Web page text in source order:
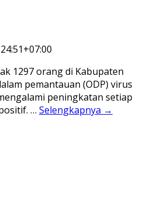
1297 orang di Kabupaten
pemantauan (ODP) virus
peningkatan setiap
… Selengkapnya →